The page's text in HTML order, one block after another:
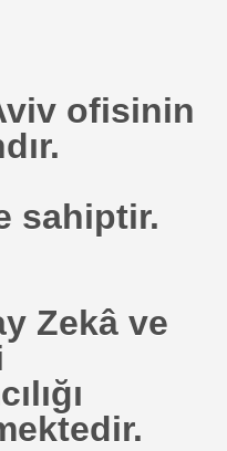
ofisinin
sahiptir.
Zekâ ve